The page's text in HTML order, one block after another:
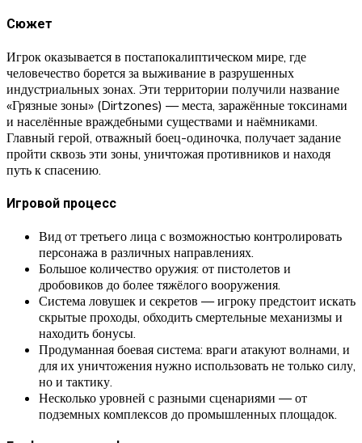
Сюжет
Игрок оказывается в постапокалиптическом мире, где
человечество борется за выживание в разрушенных
индустриальных зонах. Эти территории получили название
«Грязные зоны» (Dirtzones) — места, заражённые токсинами
и населённые враждебными существами и наёмниками.
Главный герой, отважный боец-одиночка, получает задание
пройти сквозь эти зоны, уничтожая противников и находя
путь к спасению.
Игровой процесс
Вид от третьего лица с возможностью контролировать
персонажа в различных направлениях.
Большое количество оружия: от пистолетов и
дробовиков до более тяжёлого вооружения.
Система ловушек и секретов — игроку предстоит искать
скрытые проходы, обходить смертельные механизмы и
находить бонусы.
Продуманная боевая система: враги атакуют волнами, и
для их уничтожения нужно использовать не только силу,
но и тактику.
Несколько уровней с разными сценариями — от
подземных комплексов до промышленных площадок.